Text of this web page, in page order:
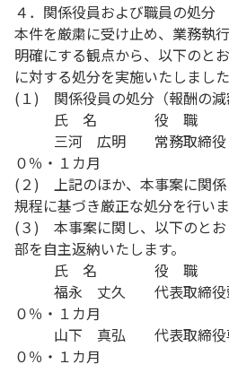
４．関係役員および職員の処分
本件を厳粛に受け止め、業務執
明確にする観点から、以下のと
に対する処分を実施いたしました
(１) 関係役員の処分（報酬の減
氏 名 役 職
三河 広明 常務取締
０％・１カ月
(２) 上記のほか、本事案に関係
規程に基づき厳正な処分を行いま
(３) 本事案に関し、以下のと
部を自主返納いたします。
氏 名 役 職
福永 丈久 代表取締役
０％・１カ月
山下 真弘 代表取締役
０％・１カ月